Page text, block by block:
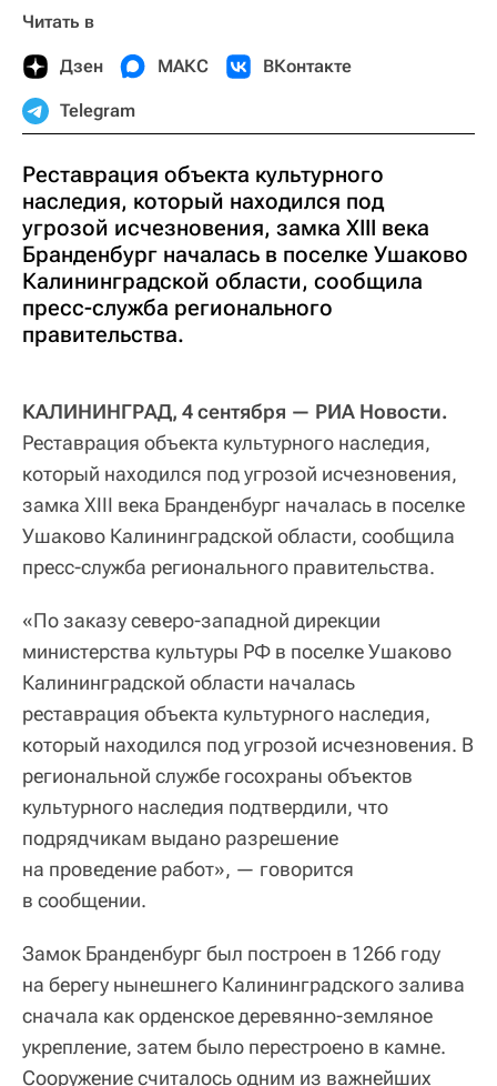
Читать в
Дзен МАКС ВКонтакте
Telegram
Реставрация объекта культурного
наследия, который находился под
угрозой исчезновения, замка XIII века
Бранденбург началась в поселке Ушаково
Калининградской области, сообщила
пресс-служба регионального
правительства.
КАЛИНИНГРАД, 4 сентября — РИА Новости.
Реставрация объекта культурного наследия,
который находился под угрозой исчезновения,
замка XIII века Бранденбург началась в поселке
Ушаково Калининградской области, сообщила
пресс-служба регионального правительства.
«По заказу северо-западной дирекции
министерства культуры РФ в поселке Ушаково
Калининградской области началась
реставрация объекта культурного наследия,
который находился под угрозой исчезновения. В
региональной службе госохраны объектов
культурного наследия подтвердили, что
подрядчикам выдано разрешение
на проведение работ», — говорится
в сообщении.
Замок Бранденбург был построен в 1266 году
на берегу нынешнего Калининградского залива
сначала как орденское деревянно-земляное
укрепление, затем было перестроено в камне.
Сооружение считалось одним из важнейших